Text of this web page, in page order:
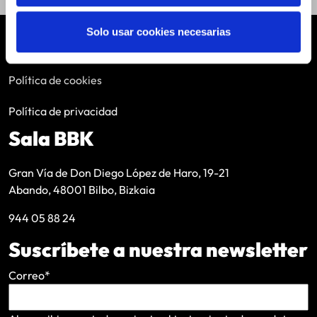
Solo usar cookies necesarias
Aviso legal
Política de cookies
Política de privacidad
Sala BBK
Gran Vía de Don Diego López de Haro, 19-21
Abando, 48001 Bilbo, Bizkaia
944 05 88 24
Suscríbete a nuestra newsletter
Correo*